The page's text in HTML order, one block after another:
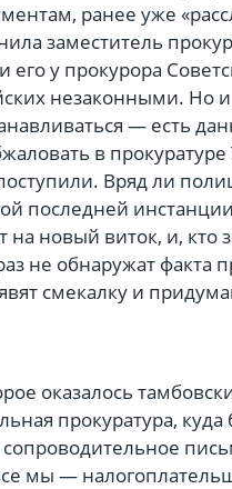
ранее уже
заместитель
у прокурора
незаконными. Но
— есть
в прокуратуре
Вряд ли
последней
новый виток, и, кто
не обнаружат факта
смекалку и
оказалось
прокуратура,
сопроводительное
мы —